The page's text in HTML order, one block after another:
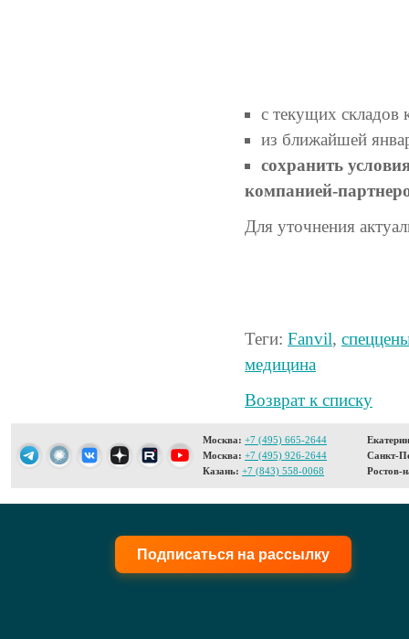
с текущих
из ближайшей
сохранить
компанией-
Для уточнения
Теги: Fanvil,
медицина
Возврат к списку
Москва: +7 (495) 665-2644
Москва: +7 (495) 926-2644
Казань: +7 (843) 558-0068
Санкт-
Ростов-
Подписаться на рассылку